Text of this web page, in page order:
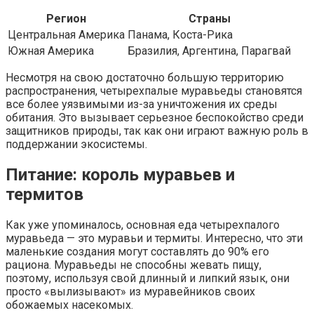
Регион
Страны
Центральная Америка Панама, Коста-Рика
Южная Америка
Бразилия, Аргентина, Парагвай
Несмотря на свою достаточно большую территорию
распространения, четырехпалые муравьеды становятся
все более уязвимыми из-за уничтожения их среды
обитания. Это вызывает серьезное беспокойство среди
защитников природы, так как они играют важную роль в
поддержании экосистемы.
Питание: король муравьев и
термитов
Как уже упоминалось, основная еда четырехпалого
муравьеда — это муравьи и термиты. Интересно, что эти
маленькие создания могут составлять до 90% его
рациона. Муравьеды не способны жевать пищу,
поэтому, используя свой длинный и липкий язык, они
просто «вылизывают» из муравейников своих
обожаемых насекомых.